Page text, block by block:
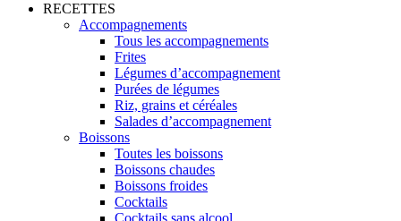
RECETTES
Accompagnements
Tous les accompagnements
Frites
Légumes d’accompagnement
Purées de légumes
Riz, grains et céréales
Salades d’accompagnement
Boissons
Toutes les boissons
Boissons chaudes
Boissons froides
Cocktails
Cocktails sans alcool